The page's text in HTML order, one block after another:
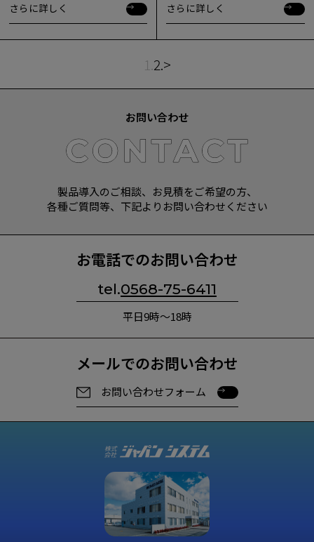
さらに詳しく
さらに詳しく
さらに詳しく
さらに詳しく
1.2.>
お問い合わせ
製品導入のご相談、お見積をご希望の方、
各種ご質問等、下記よりお問い合わせください
お電話でのお問い合わせ
tel.0568-75-6411
平日9時～18時
メールでのお問い合わせ
お問い合わせフォーム
お問い合わせフォーム